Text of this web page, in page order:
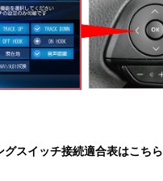
グスイッチ接続適合表はこちら